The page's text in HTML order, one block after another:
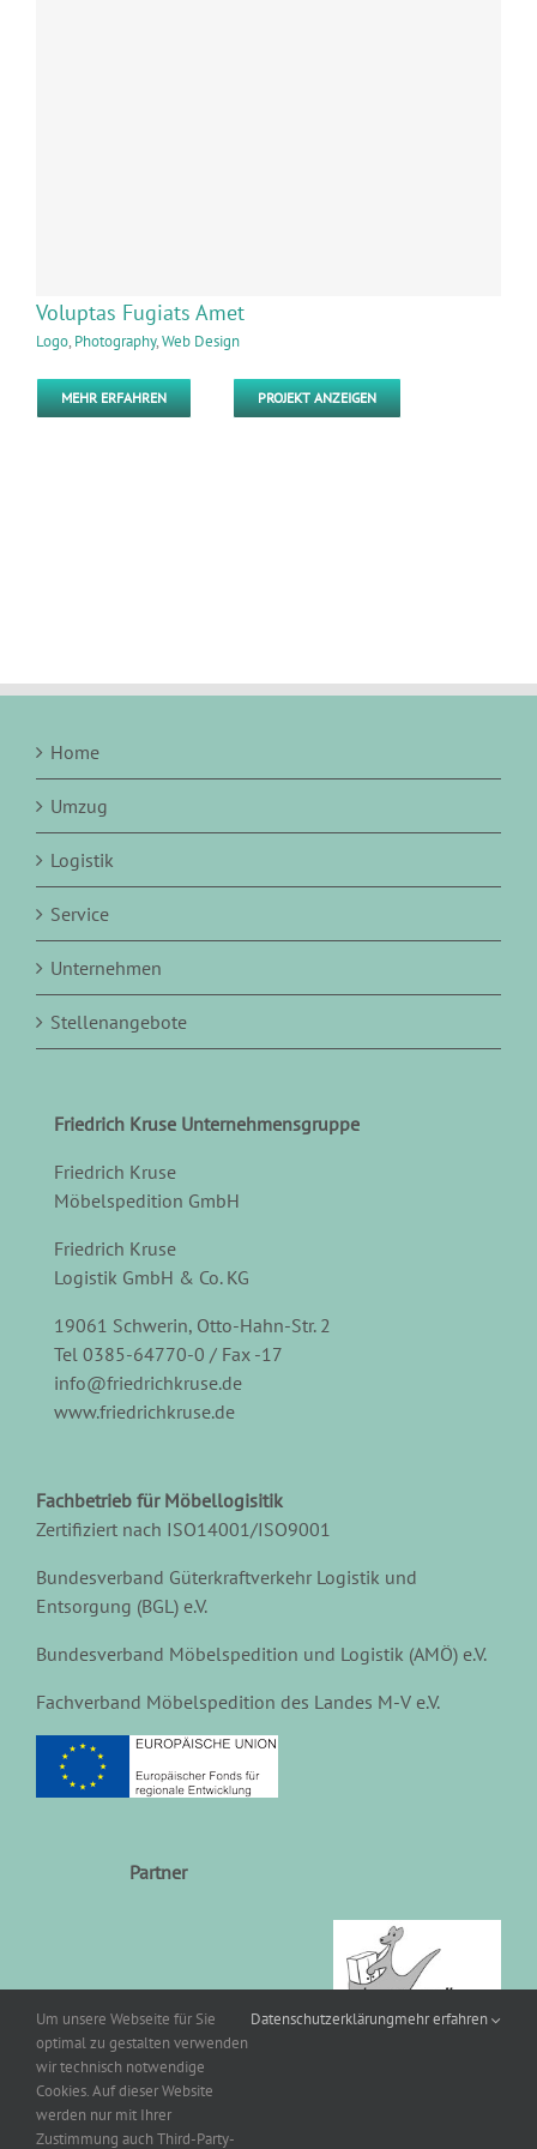
Voluptas Fugiats Amet
Logo, Photography,Web Design
MEHR ERFAHREN PROJEKT ANZEIGEN
Home
Umzug
Logistik
Service
Unternehmen
Stellenangebote
Friedrich Kruse Unternehmensgruppe
Friedrich Kruse
Möbelspedition GmbH
Friedrich Kruse
Logistik GmbH & Co. KG
19061 Schwerin, Otto-Hahn-Str. 2
Tel 0385-64770-0 / Fax -17
info@friedrichkruse.de
www.friedrichkruse.de
Fachbetrieb für Möbellogisitik
Zertifiziert nach ISO14001/ISO9001
Bundesverband Güterkraftverkehr Logistik und
Entsorgung (BGL) e.V.
Bundesverband Möbelspedition und Logistik (AMÖ) e.V.
Fachverband Möbelspedition des Landes M-V e.V.
Partner
Um unsere Webseite für Sie
optimal zu gestalten verwenden
wir technisch notwendige
Cookies. Auf dieser Website
werden nur mit Ihrer
Zustimmung auch Third-Party-
Datenschutzerklärungmehr erfahren